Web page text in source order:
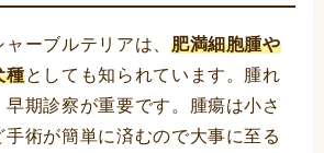
ーブルテリアは、 肥満細胞腫や
種としても知られています。腫れ
早期診察が重要です。腫瘍は小さ
手術が簡単に済むので大事に至る